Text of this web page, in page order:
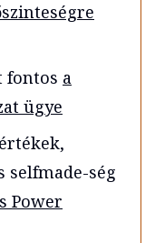
fontos a
ügye
ség
Power